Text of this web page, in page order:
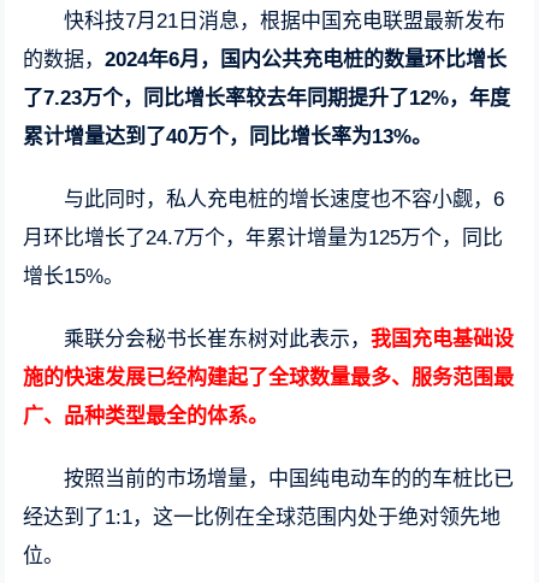
快科技7月21日消息，根据中国充电联盟最新发布
的数据，2024年6月，国内公共充电桩的数量环比增长
了7.23万个，同比增长率较去年同期提升了12%，年度
累计增量达到了40万个，同比增长率为13%。
与此同时，私人充电桩的增长速度也不容小觑，6
月环比增长了24.7万个，年累计增量为125万个，同比
增长15%。
乘联分会秘书长崔东树对此表示，我国充电基础设
施的快速发展已经构建起了全球数量最多、服务范围最
广、品种类型最全的体系。
按照当前的市场增量，中国纯电动车的的车桩比已
经达到了1:1，这一比例在全球范围内处于绝对领先地
位。